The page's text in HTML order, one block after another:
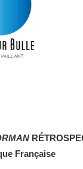
Française